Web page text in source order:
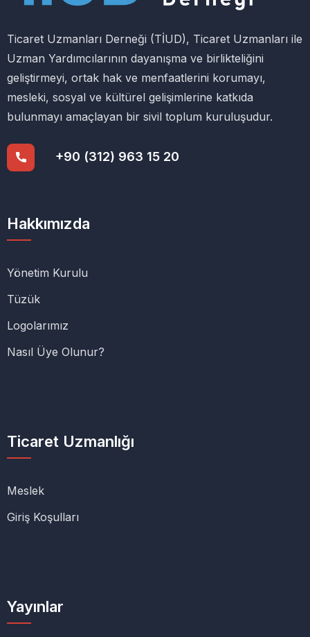
Ticaret Uzmanları Derneği (TİUD), Ticaret Uzmanları ile
Uzman Yardımcılarının dayanışma ve birlikteliğini
geliştirmeyi, ortak hak ve menfaatlerini korumayı,
mesleki, sosyal ve kültürel gelişimlerine katkıda
bulunmayı amaçlayan bir sivil toplum kuruluşudur.
+90 (312) 963 15 20
Hakkımızda
Yönetim Kurulu
Tüzük
Logolarımız
Nasıl Üye Olunur?
Ticaret Uzmanlığı
Meslek
Giriş Koşulları
Yayınlar